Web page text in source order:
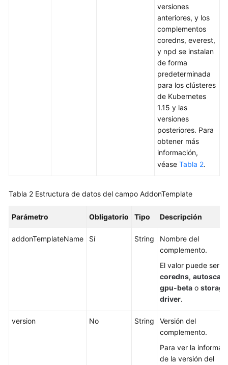
Apéndice
estado
versiones
anteriores, y los
complementos
coredns, everest,
y npd se instalan
de forma
predeterminada
para los clústeres
de Kubernetes
1.15 y las
versiones
posteriores. Para
obtener más
información,
véase Tabla 2.
Tabla 2 Estructura de datos del campo AddonTemplate
Parámetro Obligatorio Tipo Descripción
addonTemplateName Sí String
Nombre del
complemento.
El valor puede ser
coredns,
gpu-beta o
driver.
version No String
Versión del
complemento.
Para ver la
de la versión del